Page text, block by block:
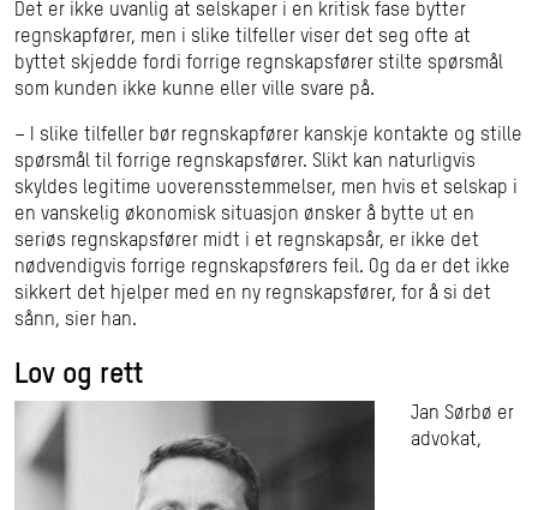
Det er ikke uvanlig at selskaper i en kritisk fase bytter
regnskapfører, men i slike tilfeller viser det seg ofte at
byttet skjedde fordi forrige regnskapsfører stilte spørsmål
som kunden ikke kunne eller ville svare på.
– I slike tilfeller bør regnskapfører kanskje kontakte og stille
spørsmål til forrige regnskapsfører. Slikt kan naturligvis
skyldes legitime uoverensstemmelser, men hvis et selskap i
en vanskelig økonomisk situasjon ønsker å bytte ut en
seriøs regnskapsfører midt i et regnskapsår, er ikke det
nødvendigvis forrige regnskapsførers feil. Og da er det ikke
sikkert det hjelper med en ny regnskapsfører, for å si det
sånn, sier han.
Lov og rett
Jan Sørbø er
advokat,